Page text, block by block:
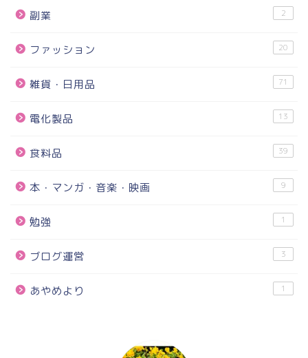
副業 2
ファッション 20
雑貨・日用品 71
電化製品 13
食料品 39
本・マンガ・音楽・映画 9
勉強 1
ブログ運営 3
あやめより 1